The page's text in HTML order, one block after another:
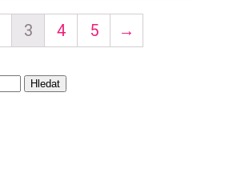
3 4 5 →